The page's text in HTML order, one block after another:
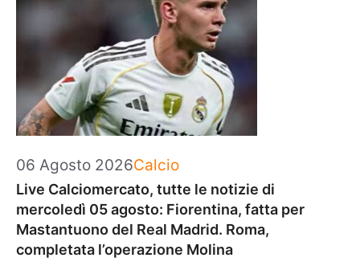
06 Agosto 2026Categorie
Calcio
Live Calciomercato, tutte le notizie di
mercoledì 05 agosto: Fiorentina, fatta per
Mastantuono del Real Madrid. Roma,
completata l’operazione Molina